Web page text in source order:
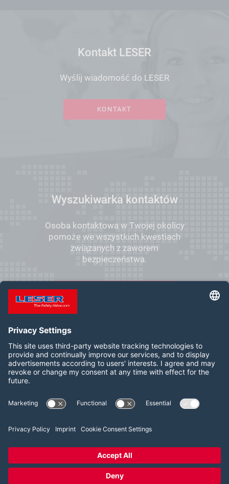
Kontakt LESER
Wyślij wiadomość do LESER
KONTAKT
Wyszukiwarka kontaktów
Osoba kontaktowa w Twojej okolicy
pomoże we wszystkich kwestiach
związanych z zaworem
bezpieczeństwa.
DO LOKALNEGO KONTAKTU
Follow us on:
LinkedIn YouTube
2026 LESER GmbH & Co. KG
Nadruk